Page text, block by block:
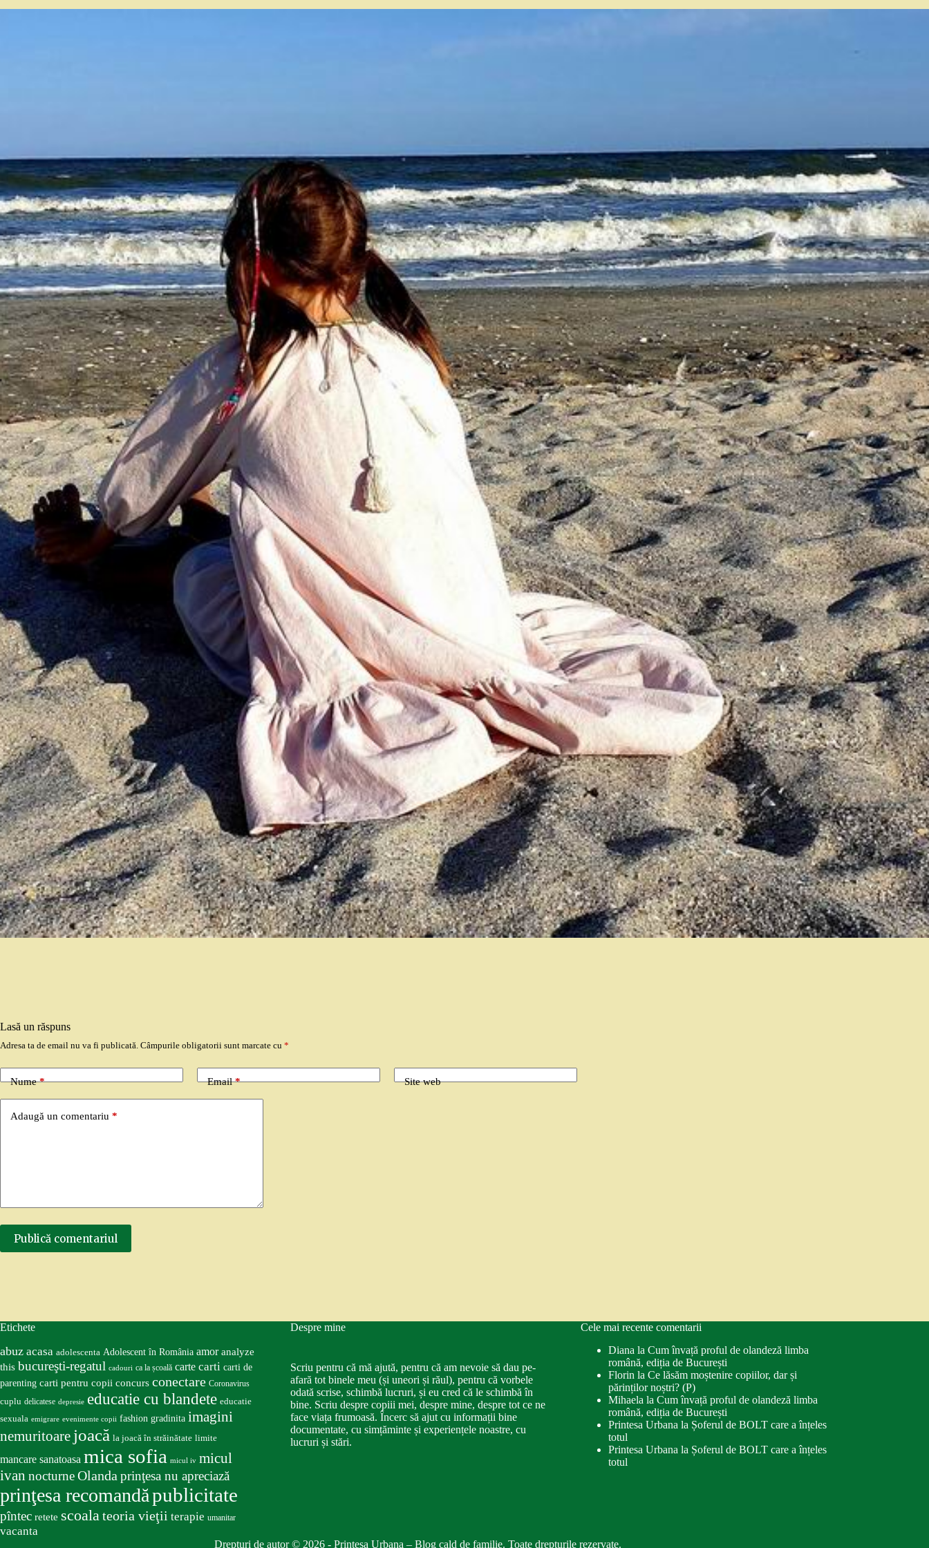
Lasă un răspuns
Adresa ta de email nu va fi publicată. Câmpurile obligatorii sunt marcate cu *
Nume* Email* Site web
Adaugă un comentariu *
Publică comentariul
Etichete
abuz acasa adolescenta Adolescent în România amor analyze
this bucureşti-regatul cadouri ca la școală carte carti carti de
parenting carti pentru copii concurs conectare Coronavirus
cuplu delicatese depresie educatie cu blandete educatie
sexuala emigrare evenimente copii fashion gradinita imagini
nemuritoare joacă la joacă în străinătate limite
mancare sanatoasa mica sofia micul iv micul
ivan nocturneOlanda prinţesa nu apreciază
prinţesa recomandăpublicitate
pîntec retete scoalateoria vieţii terapie umanitar
vacanta
Despre mine
Scriu pentru că mă ajută, pentru că am nevoie să dau pe-
afară tot binele meu (și uneori și răul), pentru că vorbele
odată scrise, schimbă lucruri, și eu cred că le schimbă în
bine. Scriu despre copiii mei, despre mine, despre tot ce ne
face viața frumoasă. Încerc să ajut cu informații bine
documentate, cu simțăminte și experiențele noastre, cu
lucruri și stări.
Cele mai recente comentarii
Diana la Cum învață proful de olandeză limba
română, ediția de București
Florin la Ce lăsăm moștenire copiilor, dar și
părinților noștri? (P)
Mihaela la Cum învață proful de olandeză limba
română, ediția de București
Printesa Urbana la Șoferul de BOLT care a înțeles
totul
Printesa Urbana la Șoferul de BOLT care a înțeles
totul
Drepturi de autor © 2026 - Printesa Urbana – Blog cald de familie. Toate drepturile rezervate.